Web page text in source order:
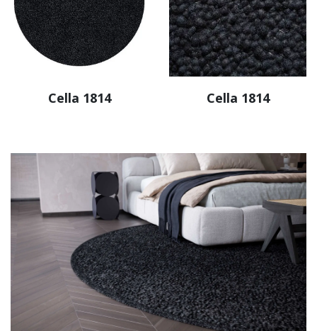
Cella 1814 Cella 1814